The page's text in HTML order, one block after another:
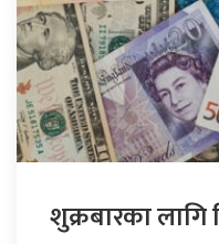
शुक्रबारका लागि